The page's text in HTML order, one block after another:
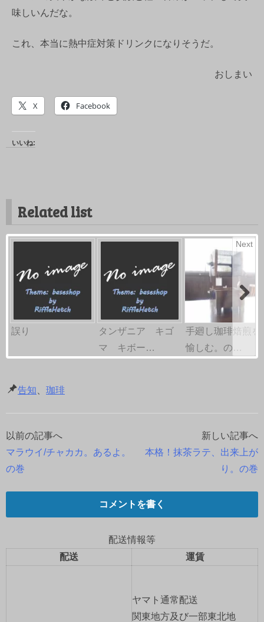
味しいんだな。
これ、本当に熱中症対策ドリンクになりそうだ。
おしまい
X Facebook
いいね:
Related list
誤り
タンザニア キゴ
マ キボー…
手廻し珈琲焙煎を
愉しむ。の…
Next
告知 珈琲
投
稿
ナ
ビ
ー
以前の記事へ
マラウイ/チャカカ。あるよ。
の巻
新しい記事へ
本格！抹茶ラテ、出来上が
り。の巻
コメントを書く
配送情報等
配送
運賃
ヤマト通常配送
関東地方及び一部東北地